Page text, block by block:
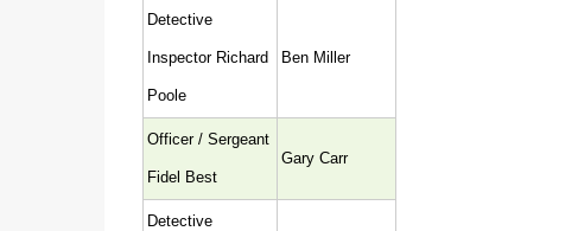
Detective
Inspector Richard
Poole
Ben Miller
Officer / Sergeant
Fidel Best
Gary Carr
Detective